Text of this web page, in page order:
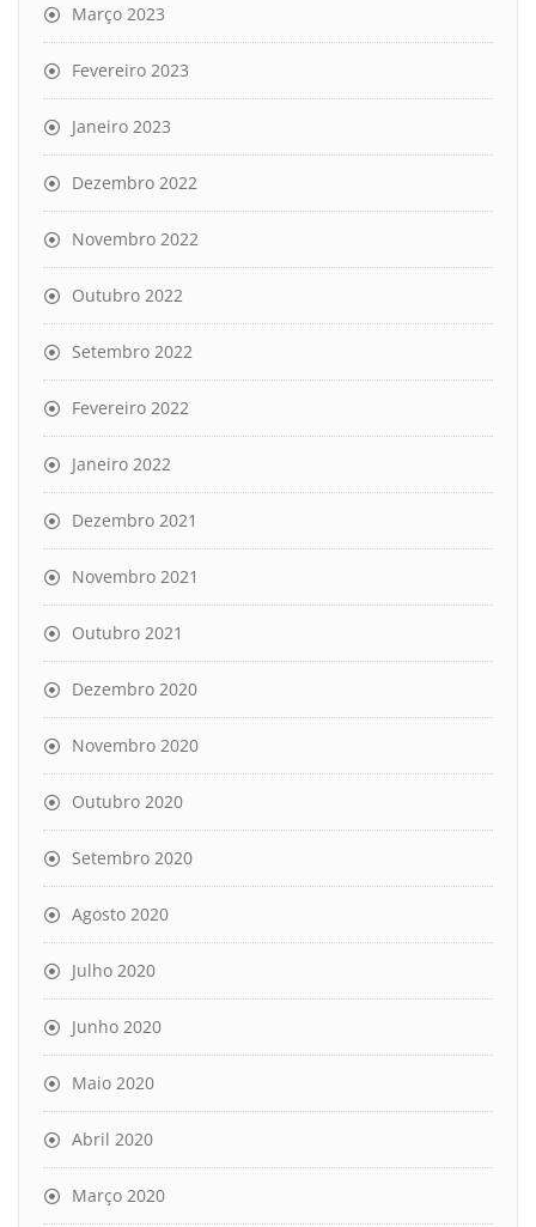
Março 2023
Fevereiro 2023
Janeiro 2023
Dezembro 2022
Novembro 2022
Outubro 2022
Setembro 2022
Fevereiro 2022
Janeiro 2022
Dezembro 2021
Novembro 2021
Outubro 2021
Dezembro 2020
Novembro 2020
Outubro 2020
Setembro 2020
Agosto 2020
Julho 2020
Junho 2020
Maio 2020
Abril 2020
Março 2020